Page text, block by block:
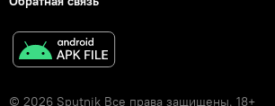
© 2026 Sputnik Все права защищены. 18+